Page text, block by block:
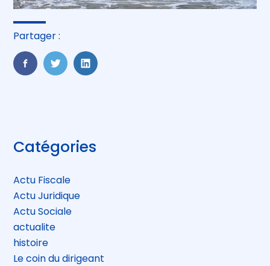
Partager :
FaceBook
TwitterLinkedIn
Blog
sidebar
Catégories
Actu Fiscale
Actu Juridique
Actu Sociale
actualite
histoire
Le coin du dirigeant